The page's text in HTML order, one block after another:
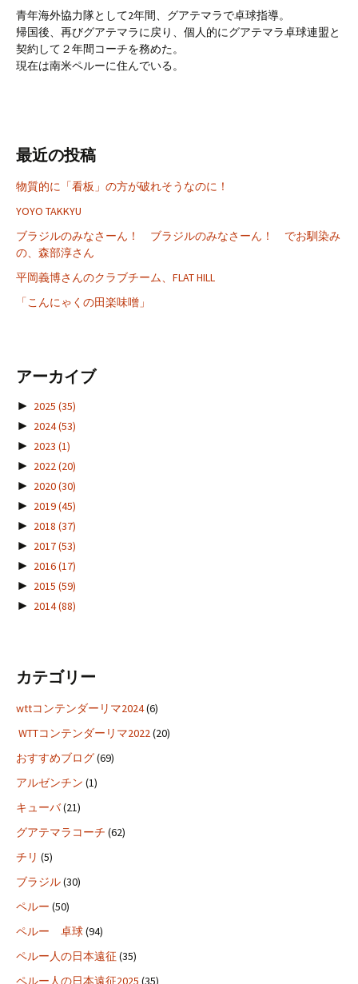
青年海外協力隊として2年間、グアテマラで卓球指導。
帰国後、再びグアテマラに戻り、個人的にグアテマラ卓球連盟と
契約して２年間コーチを務めた。
現在は南米ペルーに住んでいる。
最近の投稿
物質的に「看板」の方が破れそうなのに！
YOYO TAKKYU
ブラジルのみなさーん！ ブラジルのみなさーん！ でお馴染み
の、森部淳さん
平岡義博さんのクラブチーム、FLAT HILL
「こんにゃくの田楽味噌」
アーカイブ
► 2025 (35)
► 2024(53)
► 2023 (1)
► 2022(20)
► 2020(30)
► 2019(45)
► 2018 (37)
► 2017(53)
► 2016(17)
► 2015 (59)
► 2014(88)
カテゴリー
wttコンテンダーリマ2024(6)
WTTコンテンダーリマ2022(20)
おすすめブログ(69)
アルゼンチン (1)
キューバ(21)
グアテマラコーチ (62)
チリ (5)
ブラジル(30)
ペルー (50)
ペルー 卓球(94)
ペルー人の日本遠征 (35)
ペルー人の日本遠征2025 (35)